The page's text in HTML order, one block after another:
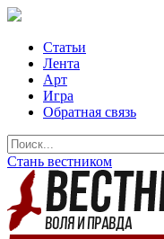
Статьи
Лента
Арт
Игра
Обратная связь
Стань вестником